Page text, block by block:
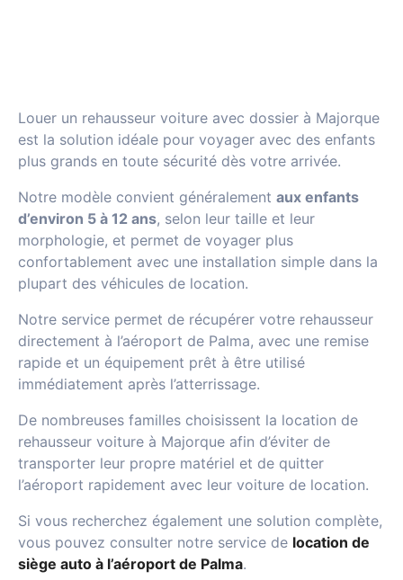
Louer un rehausseur voiture avec dossier à Majorque
est la solution idéale pour voyager avec des enfants
plus grands en toute sécurité dès votre arrivée.
Notre modèle convient généralement aux enfants
d’environ 5 à 12 ans, selon leur taille et leur
morphologie, et permet de voyager plus
confortablement avec une installation simple dans la
plupart des véhicules de location.
Notre service permet de récupérer votre rehausseur
directement à l’aéroport de Palma, avec une remise
rapide et un équipement prêt à être utilisé
immédiatement après l’atterrissage.
De nombreuses familles choisissent la location de
rehausseur voiture à Majorque afin d’éviter de
transporter leur propre matériel et de quitter
l’aéroport rapidement avec leur voiture de location.
Si vous recherchez également une solution complète,
vous pouvez consulter notre service de location de
siège auto à l’aéroport de Palma.